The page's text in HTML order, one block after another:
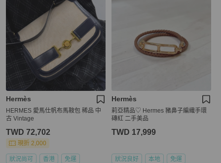
Hermès
HERMES 愛馬仕帆布馬鞍包 稀品 中
古 Vintage
TWD 72,702
現折 2,000
狀況尚可 香港 免運
Hermès
莉亞精品♡ Hermes 豬鼻子編織手環
磚紅 二手美品
TWD 17,999
狀況良好 本地 免運